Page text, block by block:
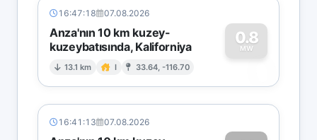
16:47:18 07.08.2026
Anza'nın 10 km kuzey-
kuzeybatısında, Kaliforniya
13.1 km I 33.64, -116.70
0.8
MW
0
16:41:13 07.08.2026